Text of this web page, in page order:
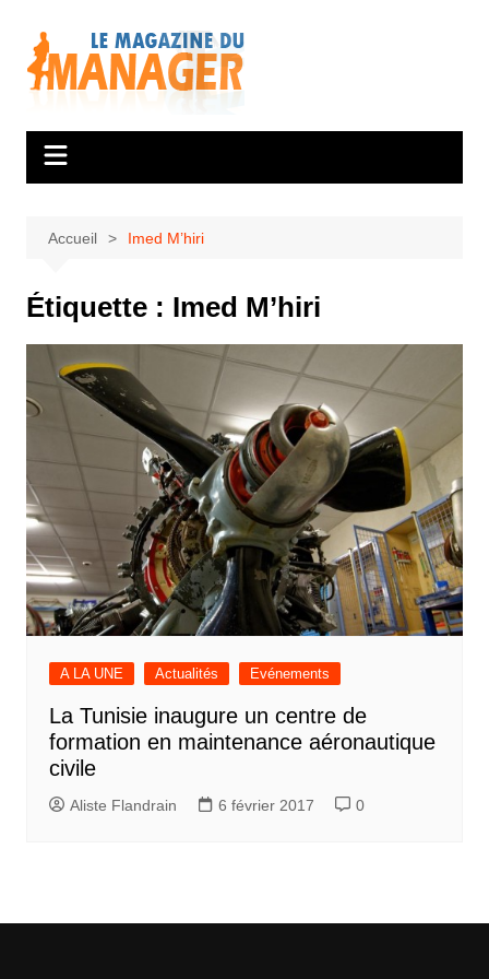
contenu
Accueil Imed M’hiri
Étiquette : Imed M’hiri
A LA UNE Actualités Evénements
La Tunisie inaugure un centre de
formation en maintenance aéronautique
civile
Aliste Flandrain 6 février 2017 0